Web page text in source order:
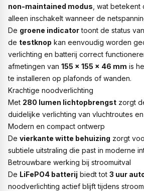
non-maintained modus , wat
alleen inschakelt wanneer de
De groene indicatortoont de status
de testknop kan eenvoudig worden
verlichting en batterij correct
afmetingen van 155 × 155 × 46 mm is
te installeren op plafonds of wanden.
Krachtige noodverlichting
Met 280 lumen lichtopbrengst zorgt
duidelijke verlichting van vluchtroutes
Modern en compact ontwerp
De vierkante witte behuizing zorgt
subtiele uitstraling die past in moderne
Betrouwbare werking bij stroomuitval
De LiFePO4 batterij biedt tot 3 uur
noodverlichting actief blijft tijdens